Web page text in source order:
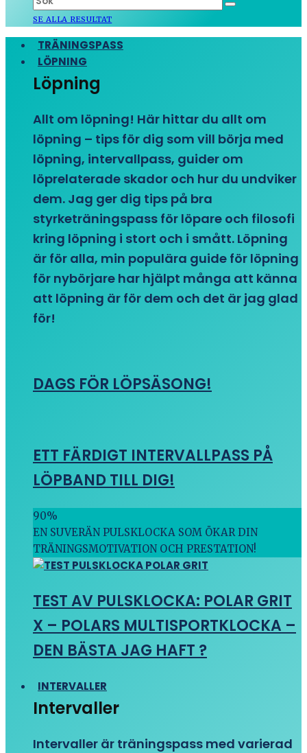
SE ALLA RESULTAT
TRÄNINGSPASS
LÖPNING
Löpning
Allt om löpning! Här hittar du allt om
löpning – tips för dig som vill börja med
löpning, intervallpass, guider om
löprelaterade skador och hur du undviker
dem. Jag ger dig tips på bra
styrketräningspass för löpare och filosofi
kring löpning i stort och i smått. Löpning
är för alla, min populära guide för löpning
för nybörjare har hjälpt många att känna
att löpning är för dem och det är jag glad
för!
DAGS FÖR LÖPSÄSONG!
ETT FÄRDIGT INTERVALLPASS PÅ
LÖPBAND TILL DIG!
90%
EN SUVERÄN PULSKLOCKA SOM ÖKAR DIN
TRÄNINGSMOTIVATION OCH PRESTATION!
TEST AV PULSKLOCKA: POLAR GRIT
X – POLARS MULTISPORTKLOCKA –
DEN BÄSTA JAG HAFT ?
INTERVALLER
Intervaller
Intervaller är träningspass med varierad